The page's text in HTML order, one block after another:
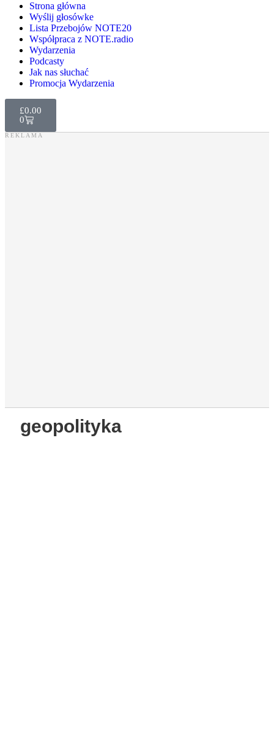
Strona główna
Wyślij głosówke
Lista Przebojów NOTE20
Współpraca z NOTE.radio
Wydarzenia
Podcasty
Jak nas słuchać
Promocja Wydarzenia
£0.00
0
geopolityka